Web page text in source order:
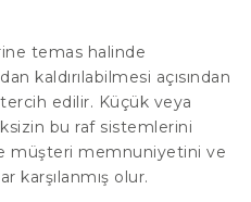
temas halinde
kaldırılabilmesi açısından
edilir. Küçük veya
bu raf sistemlerini
müşteri memnuniyetini ve
karşılanmış olur.